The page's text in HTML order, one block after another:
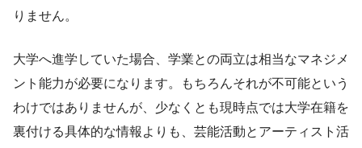
りません。
大学へ進学していた場合、学業との両立は相当なマネジメ
ント能力が必要になります。もちろんそれが不可能という
わけではありませんが、少なくとも現時点では大学在籍を
裏付ける具体的な情報よりも、芸能活動とアーティスト活